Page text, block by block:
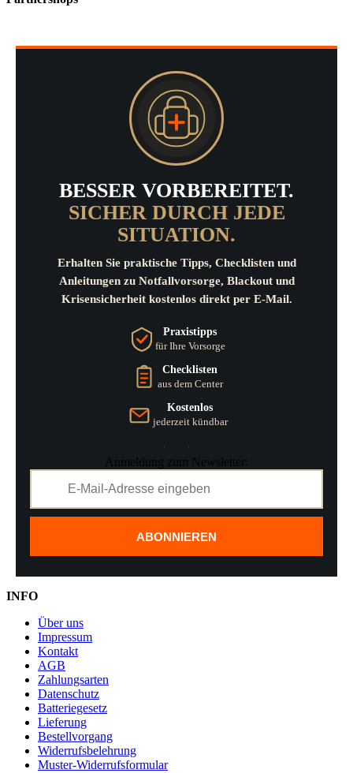
BESSER VORBEREITET.
SICHER DURCH JEDE
SITUATION.
Erhalten Sie praktische Tipps, Checklisten und
Anleitungen zu Notfallvorsorge, Blackout und
Krisensicherheit kostenlos direkt per E-Mail.
Praxistipps
für Ihre Vorsorge
Checklisten
aus dem Center
Kostenlos
jederzeit kündbar
Anmeldung zum Newsletter:
ABONNIEREN
INFO
Über uns
Impressum
Kontakt
AGB
Zahlungsarten
Datenschutz
Batteriegesetz
Lieferung
Bestellvorgang
Widerrufsbelehrung
Muster-Widerrufsformular